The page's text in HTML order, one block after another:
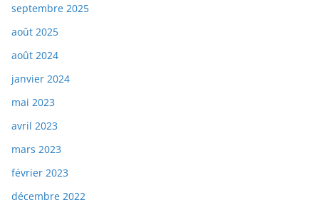
septembre 2025
août 2025
août 2024
janvier 2024
mai 2023
avril 2023
mars 2023
février 2023
décembre 2022